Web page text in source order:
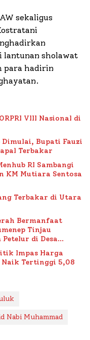
sekaligus
lantunan sholawat
para hadirin
VIII Nasional di
Dimulai, Bupati Fauzi
Terbakar
RI Sambangi
KM Mutiara Sentosa
Terbakar di Utara
Bermanfaat
Tinjau
di Desa
Impas Harga
Naik Tertinggi 5,08
Nabi Muhammad